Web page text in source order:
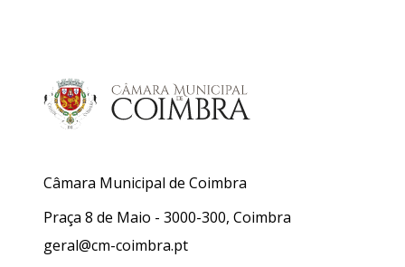
Câmara Municipal de Coimbra
Praça 8 de Maio - 3000-300, Coimbra
geral@cm-coimbra.pt